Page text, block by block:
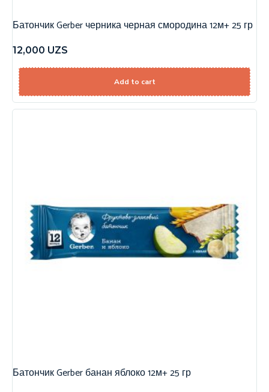
Батончик Gerber черника черная смородина 12м+ 25 гр
12,000 UZS
Add to cart
Батончик Gerber банан яблоко 12м+ 25 гр